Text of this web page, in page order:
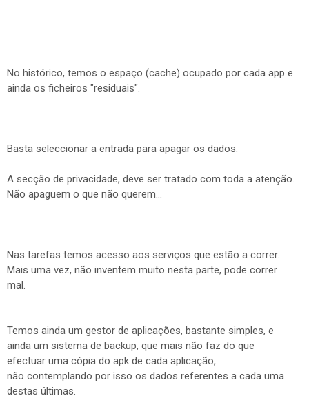
No histórico, temos o espaço (cache) ocupado por cada app e
ainda os ficheiros "residuais".
Basta seleccionar a entrada para apagar os dados.
A secção de privacidade, deve ser tratado com toda a atenção.
Não apaguem o que não querem...
Nas tarefas temos acesso aos serviços que estão a correr.
Mais uma vez, não inventem muito nesta parte, pode correr
mal.
Temos ainda um gestor de aplicações, bastante simples, e
ainda um sistema de backup, que mais não faz do que
efectuar uma cópia do apk de cada aplicação,
não contemplando por isso os dados referentes a cada uma
destas últimas.